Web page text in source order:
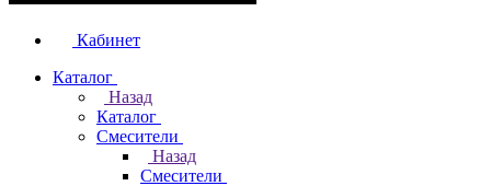
Кабинет
Каталог
Назад
Каталог
Смесители
Назад
Смесители